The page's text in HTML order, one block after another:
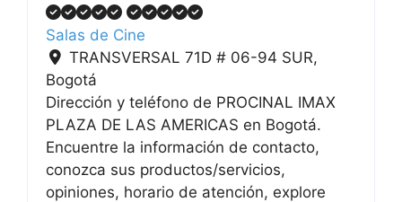
Salas de Cine
TRANSVERSAL 71D # 06-94 SUR,
Bogotá
Dirección y teléfono de PROCINAL IMAX
PLAZA DE LAS AMERICAS en Bogotá.
Encuentre la información de contacto,
conozca sus productos/servicios,
opiniones, horario de atención, explore